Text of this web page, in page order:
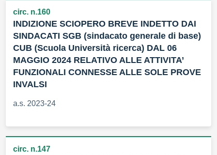
circ. n.160
INDIZIONE SCIOPERO BREVE INDETTO DAI
SINDACATI SGB (sindacato generale di base)
CUB (Scuola Università ricerca) DAL 06
MAGGIO 2024 RELATIVO ALLE ATTIVITA’
FUNZIONALI CONNESSE ALLE SOLE PROVE
INVALSI
a.s. 2023-24
circ. n.147